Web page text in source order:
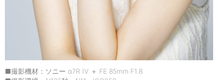
■撮影機材：ソニー α7R IV ＋ FE 85mm F1.8